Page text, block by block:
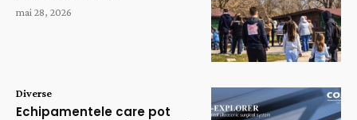
mai 28, 2026
Diverse
Echipamentele care pot